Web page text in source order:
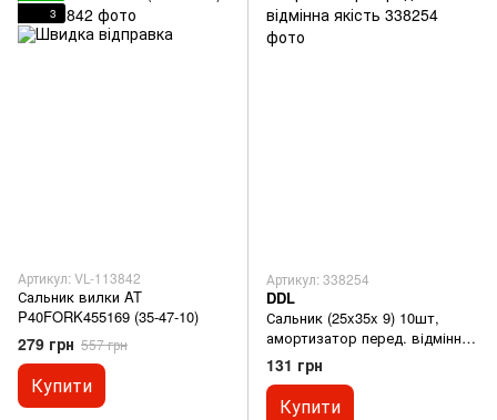
3
Артикул: VL-113842
Сальник вилки AT
P40FORK455169 (35-47-10)
279 грн 557 грн
Купити
Артикул: 338254
DDL
Сальник (25x35x 9) 10шт,
амортизатор перед. відмінна
якість
131 грн
Купити